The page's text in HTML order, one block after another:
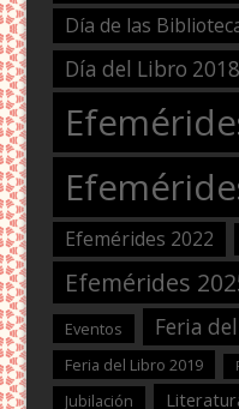
Día de las
Día del Libro 2018
Efemérides 2022
Efemérides
Eventos Feria
Feria del Libro 2019
Jubilación